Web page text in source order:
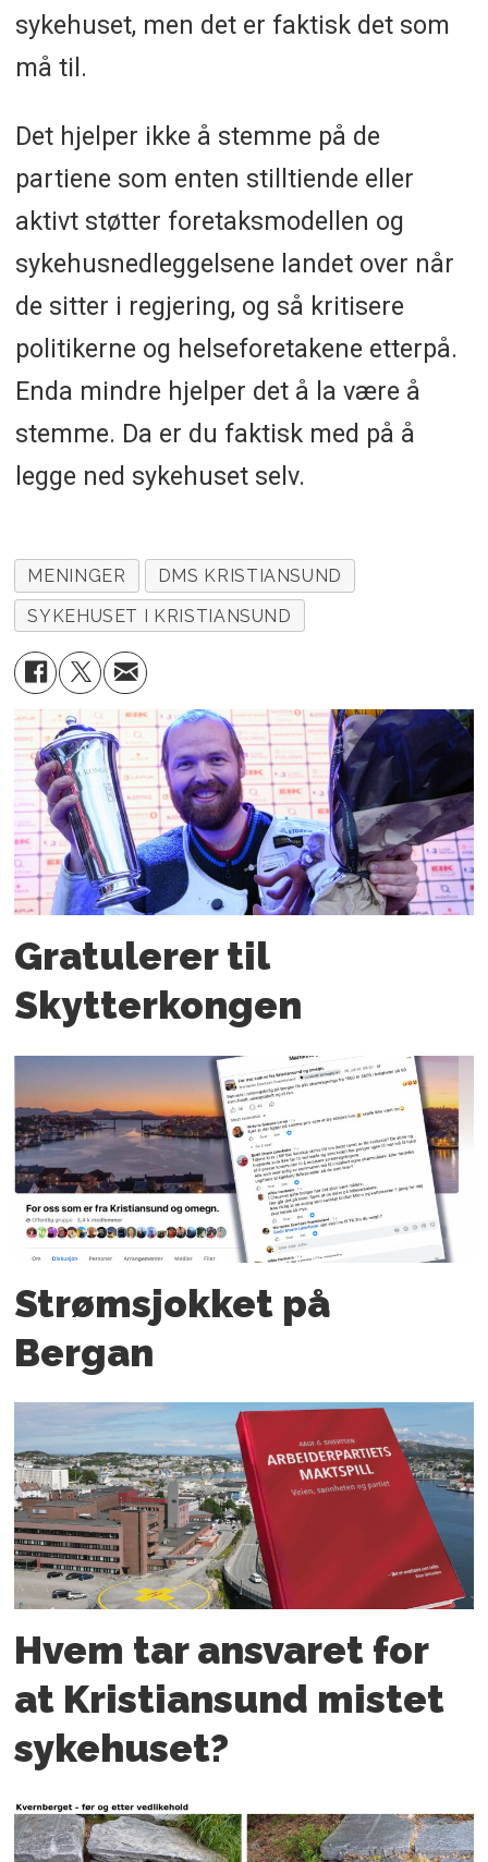
sykehuset, men det er faktisk det som
må til.
Det hjelper ikke å stemme på de
partiene som enten stilltiende eller
aktivt støtter foretaksmodellen og
sykehusnedleggelsene landet over når
de sitter i regjering, og så kritisere
politikerne og helseforetakene etterpå.
Enda mindre hjelper det å la være å
stemme. Da er du faktisk med på å
legge ned sykehuset selv.
MENINGER
DMS KRISTIANSUND
SYKEHUSET I KRISTIANSUND
Gratulerer til
Skytterkongen
Strømsjokket på
Bergan
Hvem tar ansvaret for
at Kristiansund mistet
sykehuset?